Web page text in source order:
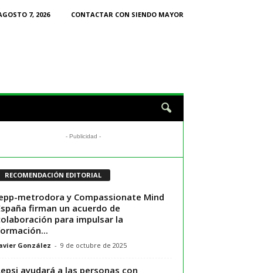
7, 2026
CONTACTAR CON SIENDO MAYOR
- Publicidad -
RECOMENDACIÓN EDITORIAL
metrodora y Compassionate Mind
firman un acuerdo de
para impulsar la
González - 9 de octubre de 2025
ayudará a las personas con